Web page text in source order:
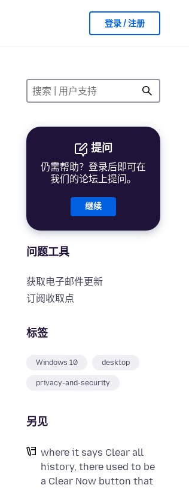
登录 / 注册
提问
仍需帮助？登录后即可在
我们的论坛上提问。
继续
问题工具
获取电子邮件更新
订阅收取点
标签
Windows 10 desktop
privacy-and-security
另见
where it says Clear all
history, there used to be
a Clear Now button that